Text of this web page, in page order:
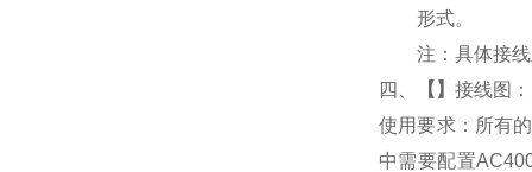
形式。
注：具体接
四、
【 】 接线图
使用要求：所有
中需要配置